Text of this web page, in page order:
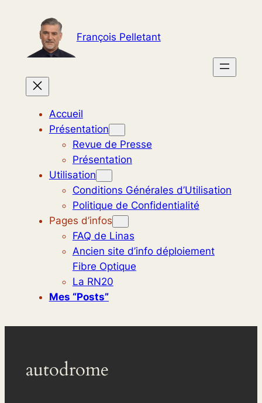
contenu
François Pelletant
Accueil
Présentation
Revue de Presse
Présentation
Utilisation
Conditions Générales d’Utilisation
Politique de Confidentialité
Pages d’infos
FAQ de Linas
Ancien site d’info déploiement
Fibre Optique
La RN20
Mes “posts”
autodrome